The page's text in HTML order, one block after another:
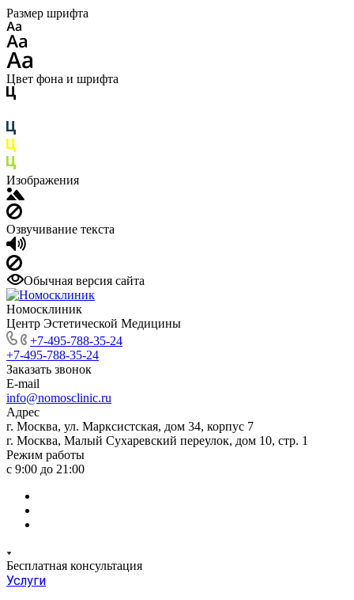
Размер шрифта
Цвет фона и шрифта
Изображения
Озвучивание текста
Обычная версия сайта
Номосклиник
Центр Эстетической Медицины
+7-495-788-35-24
+7-495-788-35-24
Заказать звонок
E-mail
info@nomosclinic.ru
Адрес
г. Москва, ул. Марксистская, дом 34, корпус 7
г. Москва, Малый Сухаревский переулок, дом 10, стр. 1
Режим работы
с 9:00 до 21:00
Бесплатная консультация
Услуги